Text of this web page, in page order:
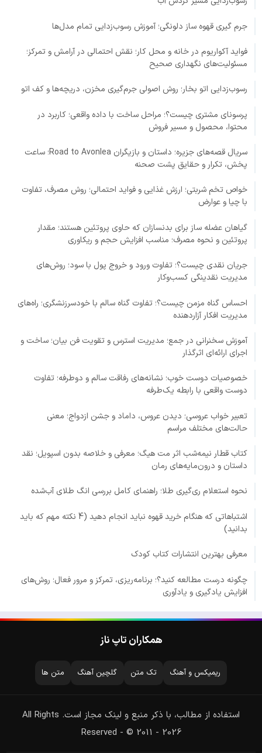
جرم گیری قهوه ساز دلونگی؛ آموزش رسوب‌زدایی تمام مدل‌ها
فواید آکواریوم در خانه و محل کار؛ نقش احتمالی در آرامش و تمرکز؛
مسئولیت‌های نگهداری صحیح
رسوب‌زدایی اتو بخار؛ روش اصولی جرم‌گیری مخزن، دریچه‌ها و کف اتو
پرسونای مشتری چیست؟؛ مراحل ساخت با داده واقعی؛ کاربرد در
محتوا، محصول و مسیر فروش
سریال قصه‌های جزیره؛ داستان و بازیگران Road to Avonlea؛ ساعت
پخش، تکرار و حقایق پشت صحنه
خواص تخم شربتی؛ ارزش غذایی و فواید احتمالی؛ روش مصرف، تفاوت
با چیا و عوارض
گیاهان عضله ساز برای بدنسازان که حاوی پروتئین هستند؛ مقدار
پروتئین و نحوه مصرف؛ مناسب افزایش حجم و ریکاوری
جریان نقدی چیست؟؛ تفاوت ورود و خروج پول با سود؛ روش‌های
مدیریت نقدینگی کسب‌وکار
احساس گناه مزمن چیست؟؛ تفاوت گناه سالم با خودسرزنشگری؛ راه‌های
مدیریت افکار آزاردهنده
آموزش سخنرانی در جمع؛ مدیریت استرس و تقویت فن بیان؛ ساخت و
اجرای ارائه‌ای اثرگذار
خصوصیات دوست خوب؛ نشانه‌های رفاقت سالم و دوطرفه؛ تفاوت
دوست واقعی با رابطه یک‌طرفه
تعبیر خواب عروسی؛ دیدن عروس، داماد و جشن ازدواج؛ معنی
حالت‌های مختلف مراسم
کتاب قطار نیمه‌شب اثر مت هیگ؛ معرفی و خلاصه بدون اسپویل؛ نقد
داستان و درون‌مایه‌های رمان
نحوه استعلام ری‌گیری طلا؛ راهنمای کامل بررسی انگ طلای آب‌شده
اشتباهاتی که هنگام خرید قهوه نباید انجام دهید (4 نکته مهم که باید
بدانید)
معرفی بهترین انتشارات کتاب کودک
چگونه درست مطالعه کنید؟؛ برنامه‌ریزی، تمرکز و مرور فعال؛ روش‌های
افزایش یادگیری و یادآوری
همکاران تاپ ناز
ریمیکس و آهنگ تک متن گلچین آهنگ متن ها
استفاده از مطالب، با ذکر منبع و لینک مجاز است. All Rights
Reserved - © 2011 - 2026